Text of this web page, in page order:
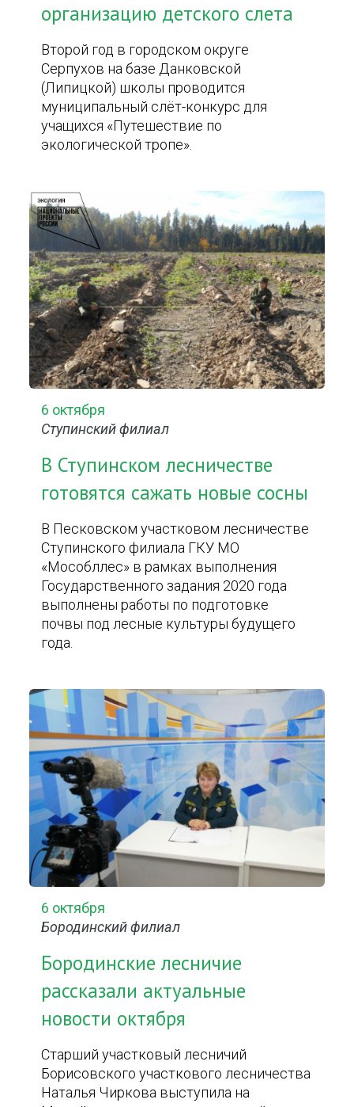
организацию детского слета
Второй год в городском округе
Серпухов на базе Данковской
(Липицкой) школы проводится
муниципальный слёт-конкурс для
учащихся «Путешествие по
экологической тропе».
6 октября
Ступинский филиал
В Ступинском лесничестве
готовятся сажать новые сосны
В Песковском участковом лесничестве
Ступинского филиала ГКУ МО
«Мособллес» в рамках выполнения
Государственного задания 2020 года
выполнены работы по подготовке
почвы под лесные культуры будущего
года.
6 октября
Бородинский филиал
Бородинские лесничие
рассказали актуальные
новости октября
Старший участковый лесничий
Борисовского участкового лесничества
Наталья Чиркова выступила на